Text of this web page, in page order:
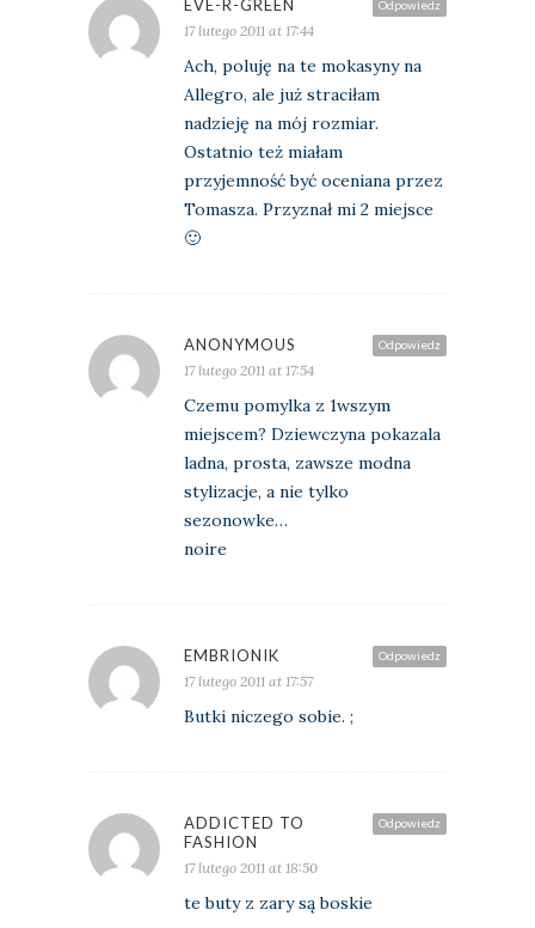
Odpowiedz
EVE-R-GREEN
17 lutego 2011 at 17:44
Ach, poluję na te mokasyny na
Allegro, ale już straciłam
nadzieję na mój rozmiar.
Ostatnio też miałam
przyjemność być oceniana przez
Tomasza. Przyznał mi 2 miejsce
🙂
Odpowiedz
ANONYMOUS
17 lutego 2011 at 17:54
Czemu pomylka z 1wszym
miejscem? Dziewczyna pokazala
ladna, prosta, zawsze modna
stylizacje, a nie tylko
sezonowke…
noire
Odpowiedz
EMBRIONIK
17 lutego 2011 at 17:57
Butki niczego sobie. ;
Odpowiedz
ADDICTED TO
FASHION
17 lutego 2011 at 18:50
te buty z zary są boskie